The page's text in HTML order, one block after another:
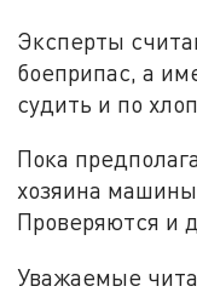
Эксперты
боеприпас, а
судить и по
Пока
хозяина
Проверяются и
Уважаемые